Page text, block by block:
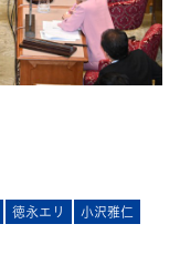
徳永エリ
小沢雅仁